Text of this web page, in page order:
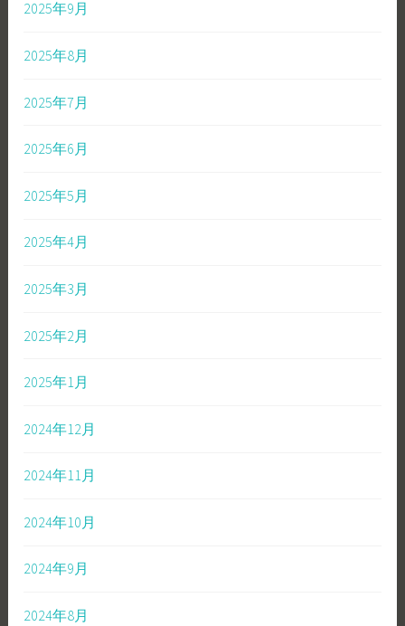
2025年9月
2025年8月
2025年7月
2025年6月
2025年5月
2025年4月
2025年3月
2025年2月
2025年1月
2024年12月
2024年11月
2024年10月
2024年9月
2024年8月